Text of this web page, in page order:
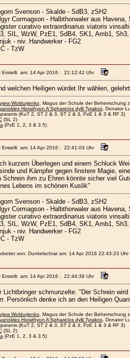
Svenson - Skalde - SdB3, zSH2
Cormagson - Halbthorwaler aus Havena,
curativo extraordinarius viatoris
SIL, WzW, PzE1, SdB4, SK1, Amb1,
- niv. Handwerker - FG2
- TzW
Erstellt am: 14 Apr 2016 : 21:12:42 Uhr
welchen Heiligen würdet Ihr wählen,
Woldurjenko, Magus der Schule der Beherrschung
Horathyon A'Sphareïos dylli Tyrakos, Donator
(KuT 2, ST 2 & 3, ST 2 & 3, PzE 1 & 3 & RF 3)
(SL 2)
(PzE 1, 2, 3 & 3.5)
Erstellt am: 14 Apr 2016 : 22:41:03 Uhr
kurzem Überlegen und einem Schluck
und Kämpfer gegen finstere Magie,
Schrein ihm zu Ehren könnte sicher viel
Lebens im schönen Kuslik"
Svenson - Skalde - SdB3, zSH2
Cormagson - Halbthorwaler aus Havena,
curativo extraordinarius viatoris
SIL, WzW, PzE1, SdB4, SK1, Amb1,
- niv. Handwerker - FG2
- TzW
von: Dunkelschrat am: 14 Apr 2016 22:43:23 Uhr
Erstellt am: 14 Apr 2016 : 22:44:39 Uhr
Lichtbringer schmunzelte: "Der Schrein
Persönlich denke ich an den Heiligen
Woldurjenko, Magus der Schule der Beherrschung
Horathyon A'Sphareïos dylli Tyrakos, Donator
(KuT 2, ST 2 & 3, ST 2 & 3, PzE 1 & 3 & RF 3)
(SL 2)
(PzE 1, 2, 3 & 3.5)